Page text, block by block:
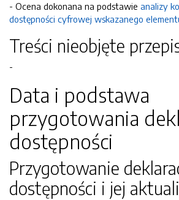
- Ocena dokonana na podstawie analizy
dostępności cyfrowej wskazanego
Treści nieobjęte
-
Data i podstawa
przygotowania
dostępności
Przygotowanie
dostępności i jej